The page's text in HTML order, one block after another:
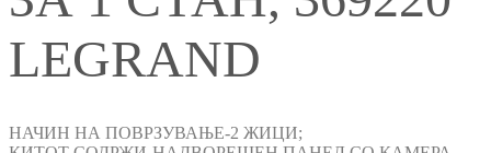
LEGRAND
НАЧИН НА ПОВРЗУВАЊЕ-2 ЖИЦИ;